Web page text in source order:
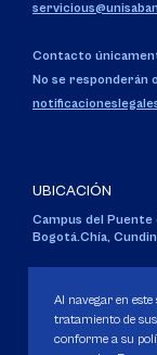
Contacto
No se responderán
UBICACIÓN
Campus del Puente
Bogotá.Chía,
Personería Jurídica:
Ministerio de
Al navegar en este
tratamiento de
conforme a su